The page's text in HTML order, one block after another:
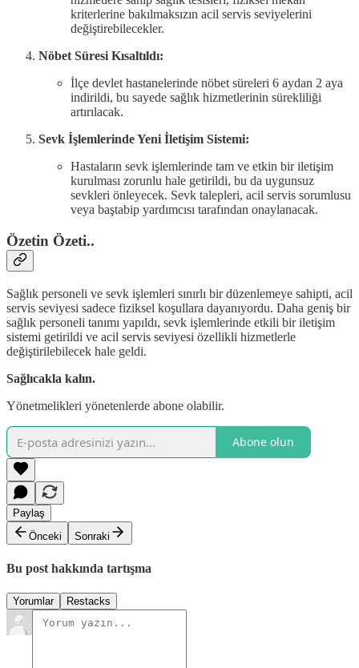
kriterlerine bakılmaksızın acil servis seviyelerini
değiştirebilecekler.
Nöbet Süresi Kısaltıldı:
İlçe devlet hastanelerinde nöbet süreleri 6 aydan 2 aya
indirildi, bu sayede sağlık hizmetlerinin sürekliliği
artırılacak.
Sevk İşlemlerinde Yeni İletişim Sistemi:
Hastaların sevk işlemlerinde tam ve etkin bir iletişim
kurulması zorunlu hale getirildi, bu da uygunsuz
sevkleri önleyecek. Sevk talepleri, acil servis sorumlusu
veya baştabip yardımcısı tarafından onaylanacak.
Özetin Özeti..
Sağlık personeli ve sevk işlemleri sınırlı bir düzenlemeye sahipti, acil
servis seviyesi sadece fiziksel koşullara dayanıyordu. Daha geniş bir
sağlık personeli tanımı yapıldı, sevk işlemlerinde etkili bir iletişim
sistemi getirildi ve acil servis seviyesi özellikli hizmetlerle
değiştirilebilecek hale geldi.
Sağlıcakla kalın.
Yönetmelikleri yönetenlerde abone olabilir.
Abone olun
Paylaş
Önceki
Sonraki
Bu post hakkında tartışma
Yorumlar Restacks